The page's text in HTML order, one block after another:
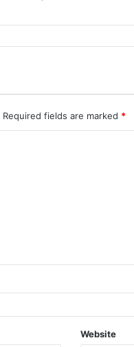
Required fields are marked *
Website